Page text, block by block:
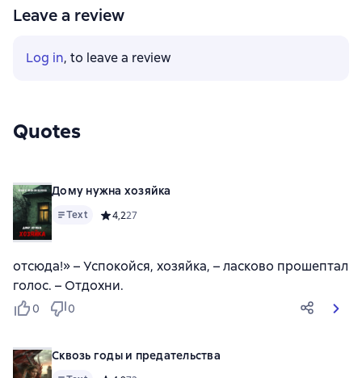
Leave a review
Log in, to leave a review
Quotes
Дому нужна хозяйка
Text Средний рейтинг 4,2 на основе 27 оценок
4,227
отсюда!» – Успокойся, хозяйка, – ласково прошептал
голос. – Отдохни.
0 0
Сквозь годы и предательства